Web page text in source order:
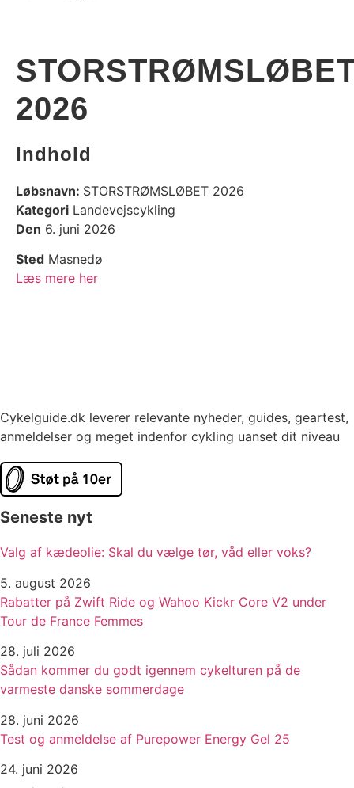
2026
Indhold
Løbsnavn: STORSTRØMSLØBET 2026
Kategori Landevejscykling
Den 6. juni 2026
Sted Masnedø
Læs mere her
Cykelguide.dk leverer relevante nyheder, guides, geartest,
anmeldelser og meget indenfor cykling uanset dit niveau
Seneste nyt
Valg af kædeolie: Skal du vælge tør, våd eller voks?
5. august 2026
Rabatter på Zwift Ride og Wahoo Kickr Core V2 under
Tour de France Femmes
28. juli 2026
Sådan kommer du godt igennem cykelturen på de
varmeste danske sommerdage
28. juni 2026
Test og anmeldelse af Purepower Energy Gel 25
24. juni 2026